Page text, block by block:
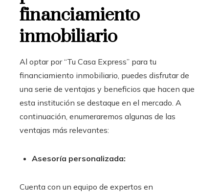
financiamiento
inmobiliario
Al optar por “Tu Casa Express” para tu
financiamiento inmobiliario, puedes disfrutar de
una serie de ventajas y beneficios que hacen que
esta institución se destaque en el mercado. A
continuación, enumeraremos algunas de las
ventajas más relevantes:
Asesoría personalizada:
Cuenta con un equipo de expertos en